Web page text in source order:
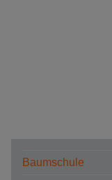
Baumschule